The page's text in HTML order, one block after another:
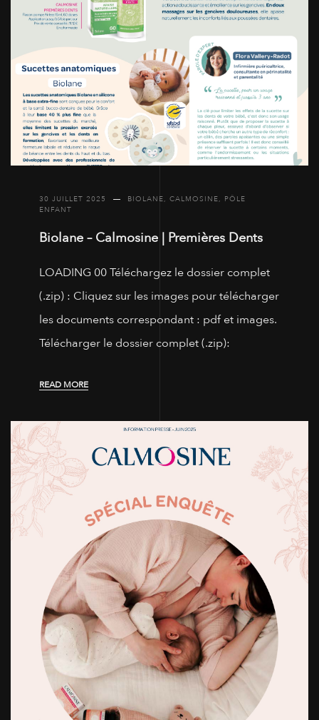
30 JUILLET 2025 BIOLANE, CALMOSINE, PÔLE
ENFANT
Biolane – Calmosine | Premières Dents
LOADING 00 Téléchargez le dossier complet
(.zip) : Cliquez sur les images pour télécharger
les documents correspondant : pdf et images.
Télécharger le dossier complet (.zip):
READ MORE